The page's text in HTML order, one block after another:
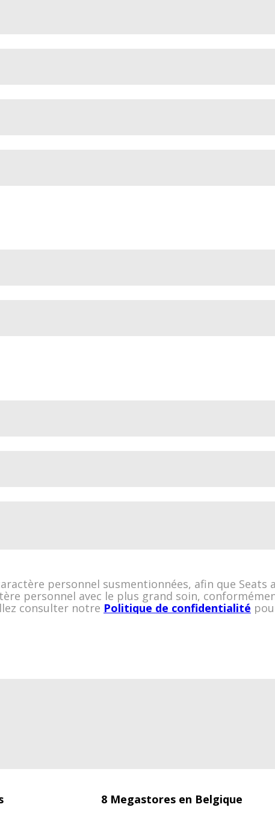
personnel susmentionnées, afin que
personnel avec le plus grand soin,
consulter notre Politique de confidentialité
8 Megastores en Belgique